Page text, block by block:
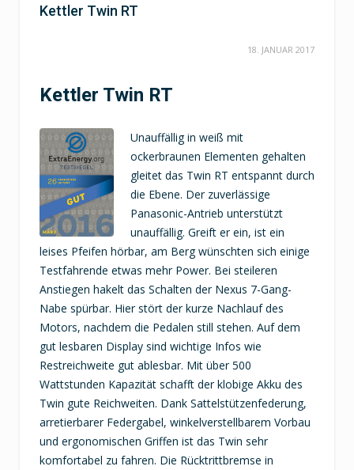
Kettler Twin RT
18. JANUAR 2017
Kettler Twin RT
Unauffällig in weiß mit
ockerbraunen Elementen gehalten
gleitet das Twin RT entspannt durch
die Ebene. Der zuverlässige
Panasonic-Antrieb unterstützt
unauffällig. Greift er ein, ist ein
leises Pfeifen hörbar, am Berg wünschten sich einige
Testfahrende etwas mehr Power. Bei steileren
Anstiegen hakelt das Schalten der Nexus 7-Gang-
Nabe spürbar. Hier stört der kurze Nachlauf des
Motors, nachdem die Pedalen still stehen. Auf dem
gut lesbaren Display sind wichtige Infos wie
Restreichweite gut ablesbar. Mit über 500
Wattstunden Kapazität schafft der klobige Akku des
Twin gute Reichweiten. Dank Sattelstützenfederung,
arretierbarer Federgabel, winkelverstellbarem Vorbau
und ergonomischen Griffen ist das Twin sehr
komfortabel zu fahren. Die Rücktrittbremse in